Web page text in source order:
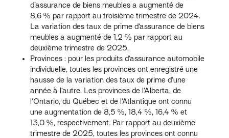
d’assurance de biens meubles a augmenté de
8,6 % par rapport au troisième trimestre de 2024.
La variation des taux de prime d’assurance de biens
meubles a augmenté de 1,2 % par rapport au
deuxième trimestre de 2025.
Provinces : pour les produits d’assurance automobile
individuelle, toutes les provinces ont enregistré une
hausse de la variation des taux de prime d’une
année à l’autre. Les provinces de l’Alberta, de
l’Ontario, du Québec et de l’Atlantique ont connu
une augmentation de 8,5 %, 18,4 %, 16,4 % et
13,0 %, respectivement. Par rapport au deuxième
trimestre de 2025, toutes les provinces ont connu